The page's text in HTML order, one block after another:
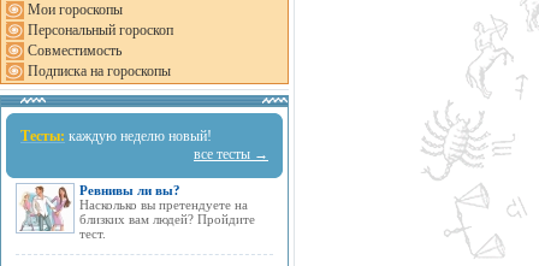
Мои гороскопы
Персональный гороскоп
Совместимость
Подписка на гороскопы
Тесты: каждую неделю новый!
все тесты →
Ревнивы ли вы?
Насколько вы претендуете на
близких вам людей? Пройдите
тест.